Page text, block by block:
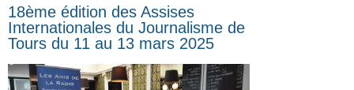
18ème édition des Assises
Internationales du Journalisme de
Tours du 11 au 13 mars 2025